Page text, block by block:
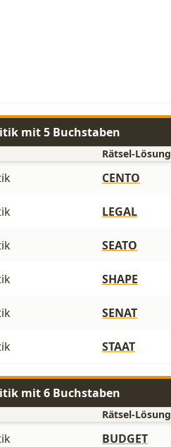
mit 5 Buchstaben
Rätsel-Lösung
CENTO
LEGAL
SEATO
SHAPE
SENAT
STAAT
mit 6 Buchstaben
Rätsel-Lösung
BUDGET